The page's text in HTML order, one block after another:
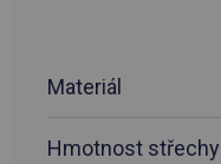
Materiál
Hmotnost střechy